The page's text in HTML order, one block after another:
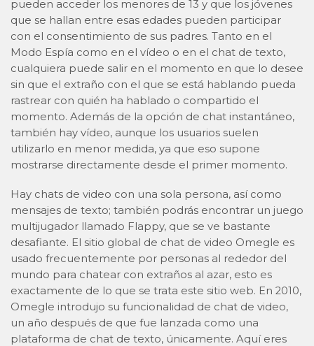
pueden acceder los menores de 13 y que los jóvenes
que se hallan entre esas edades pueden participar
con el consentimiento de sus padres. Tanto en el
Modo Espía como en el vídeo o en el chat de texto,
cualquiera puede salir en el momento en que lo desee
sin que el extraño con el que se está hablando pueda
rastrear con quién ha hablado o compartido el
momento. Además de la opción de chat instantáneo,
también hay vídeo, aunque los usuarios suelen
utilizarlo en menor medida, ya que eso supone
mostrarse directamente desde el primer momento.
Hay chats de video con una sola persona, así como
mensajes de texto; también podrás encontrar un juego
multijugador llamado Flappy, que se ve bastante
desafiante. El sitio global de chat de video Omegle es
usado frecuentemente por personas al rededor del
mundo para chatear con extraños al azar, esto es
exactamente de lo que se trata este sitio web. En 2010,
Omegle introdujo su funcionalidad de chat de video,
un año después de que fue lanzada como una
plataforma de chat de texto, únicamente. Aquí eres